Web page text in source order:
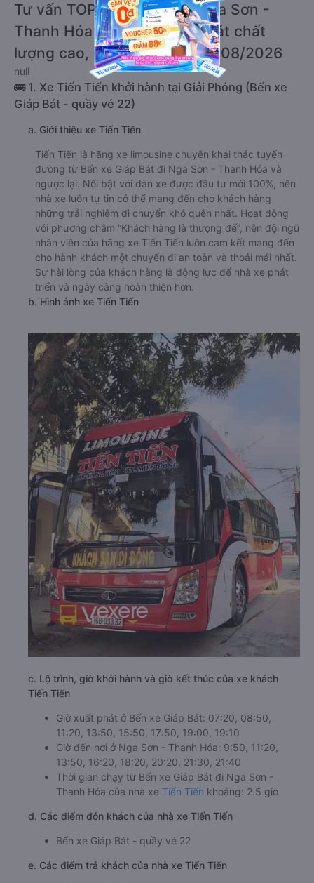
Tư vấn TOP 1 xe khách đi Nga Sơn -
Thanh Hóa từ Bến xe Giáp Bát chất
lượng cao, uy tín, giá rẻ nhất 08/2026
null
🚌 1. Xe Tiến Tiến khởi hành tại Giải Phóng (Bến xe
Giáp Bát - quầy vé 22)
a. Giới thiệu xe Tiến Tiến
Tiến Tiến là hãng xe limousine chuyên khai thác tuyến
đường từ Bến xe Giáp Bát đi Nga Sơn - Thanh Hóa và
ngược lại. Nổi bật với dàn xe được đầu tư mới 100%, nên
nhà xe luôn tự tin có thể mang đến cho khách hàng
những trải nghiệm di chuyển khó quên nhất. Hoạt động
với phương châm “Khách hàng là thượng đế”, nên đội ngũ
nhân viên của hãng xe Tiến Tiến luôn cam kết mang đến
cho hành khách một chuyến đi an toàn và thoải mái nhất.
Sự hài lòng của khách hàng là động lực để nhà xe phát
triển và ngày càng hoàn thiện hơn.
b. Hình ảnh xe Tiến Tiến
c. Lộ trình, giờ khởi hành và giờ kết thúc của xe khách
Tiến Tiến
Giờ xuất phát ở Bến xe Giáp Bát: 07:20, 08:50,
11:20, 13:50, 15:50, 17:50, 19:00, 19:10
Giờ đến nơi ở Nga Sơn - Thanh Hóa: 9:50, 11:20,
13:50, 16:20, 18:20, 20:20, 21:30, 21:40
Thời gian chạy từ Bến xe Giáp Bát đi Nga Sơn -
Thanh Hóa của nhà xe Tiến Tiến khoảng: 2.5 giờ
d. Các điểm đón khách của nhà xe Tiến Tiến
Bến xe Giáp Bát - quầy vé 22
e. Các điểm trả khách của nhà xe Tiến Tiến